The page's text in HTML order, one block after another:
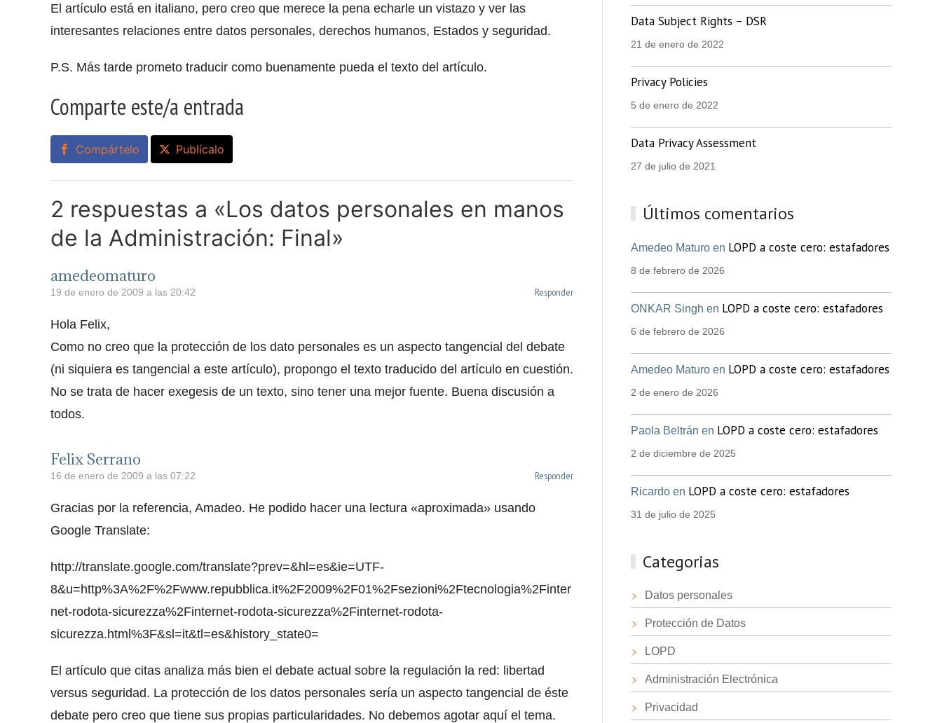
El artículo está en italiano, pero creo que merece la pena echarle un vistazo y ver las
interesantes relaciones entre datos personales, derechos humanos, Estados y seguridad.
P.S. Más tarde prometo traducir como buenamente pueda el texto del artículo.
Comparte este/a entrada
Compártelo Publícalo
2 respuestas a «Los datos personales en manos
de la Administración: Final»
amedeomaturo
19 de enero de 2009 a las 20:42 Responder
Hola Felix,
Como no creo que la protección de los dato personales es un aspecto tangencial del debate
(ni siquiera es tangencial a este artículo), propongo el texto traducido del artículo en cuestión.
No se trata de hacer exegesis de un texto, sino tener una mejor fuente. Buena discusión a
todos.
Felix Serrano
16 de enero de 2009 a las 07:22 Responder
Gracias por la referencia, Amadeo. He podido hacer una lectura «aproximada» usando
Google Translate:
http://translate.google.com/translate?prev=&hl=es&ie=UTF-
8&u=http%3A%2F%2Fwww.repubblica.it%2F2009%2F01%2Fsezioni%2Ftecnologia%2Finter
net-rodota-sicurezza%2Finternet-rodota-sicurezza%2Finternet-rodota-
sicurezza.html%3F&sl=it&tl=es&history_state0=
El artículo que citas analiza más bien el debate actual sobre la regulación la red: libertad
versus seguridad. La protección de los datos personales sería un aspecto tangencial de éste
debate pero creo que tiene sus propias particularidades. No debemos agotar aquí el tema.
Data Subject Rights – DSR
21 de enero de 2022
Privacy Policies
5 de enero de 2022
Data Privacy Assessment
27 de julio de 2021
Últimos comentarios
Amedeo Maturo en LOPD a coste cero: estafadores
8 de febrero de 2026
ONKAR Singh en LOPD a coste cero: estafadores
6 de febrero de 2026
Amedeo Maturo en LOPD a coste cero: estafadores
2 de enero de 2026
Paola Beltrán en LOPD a coste cero: estafadores
2 de diciembre de 2025
Ricardo en LOPD a coste cero: estafadores
31 de julio de 2025
Categorias
Datos personales
Protección de Datos
LOPD
Administración Electrónica
Privacidad